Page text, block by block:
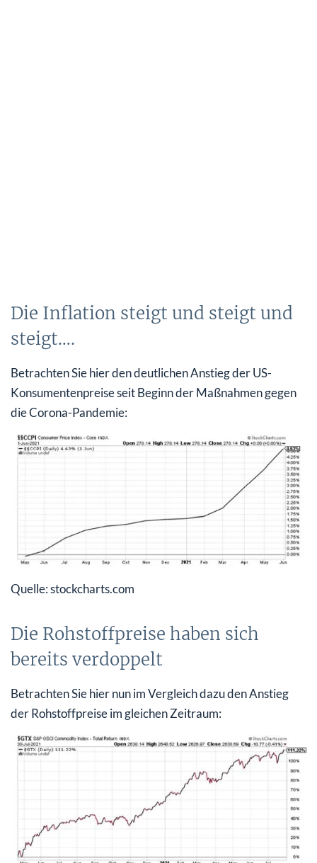
Die Inflation steigt und steigt und
steigt….
Betrachten Sie hier den deutlichen Anstieg der US-
Konsumentenpreise seit Beginn der Maßnahmen gegen
die Corona-Pandemie:
Quelle: stockcharts.com
Die Rohstoffpreise haben sich
bereits verdoppelt
Betrachten Sie hier nun im Vergleich dazu den Anstieg
der Rohstoffpreise im gleichen Zeitraum: